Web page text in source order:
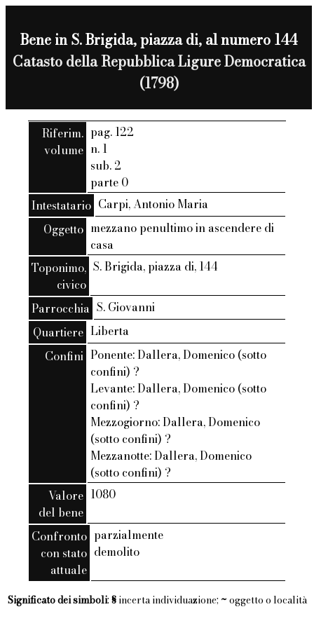
Bene in S. Brigida, piazza di, al numero 144
Catasto della Repubblica Ligure Democratica
(1798)
Riferim.
volume
pag. 122
n. 1
sub. 2
parte 0
Intestatario Carpi, Antonio Maria
Oggetto mezzano penultimo in ascendere di
casa
Toponimo,
civico
S. Brigida, piazza di, 144
Parrocchia S. Giovanni
Quartiere Liberta
Confini Ponente: Dallera, Domenico (sotto
confini) ?
Levante: Dallera, Domenico (sotto
confini) ?
Mezzogiorno: Dallera, Domenico
(sotto confini) ?
Mezzanotte: Dallera, Domenico
(sotto confini) ?
Valore
del bene
1080
Confronto
con stato
attuale
parzialmente
demolito
Significato dei simboli: §incerta individuazione; ~ oggetto o località